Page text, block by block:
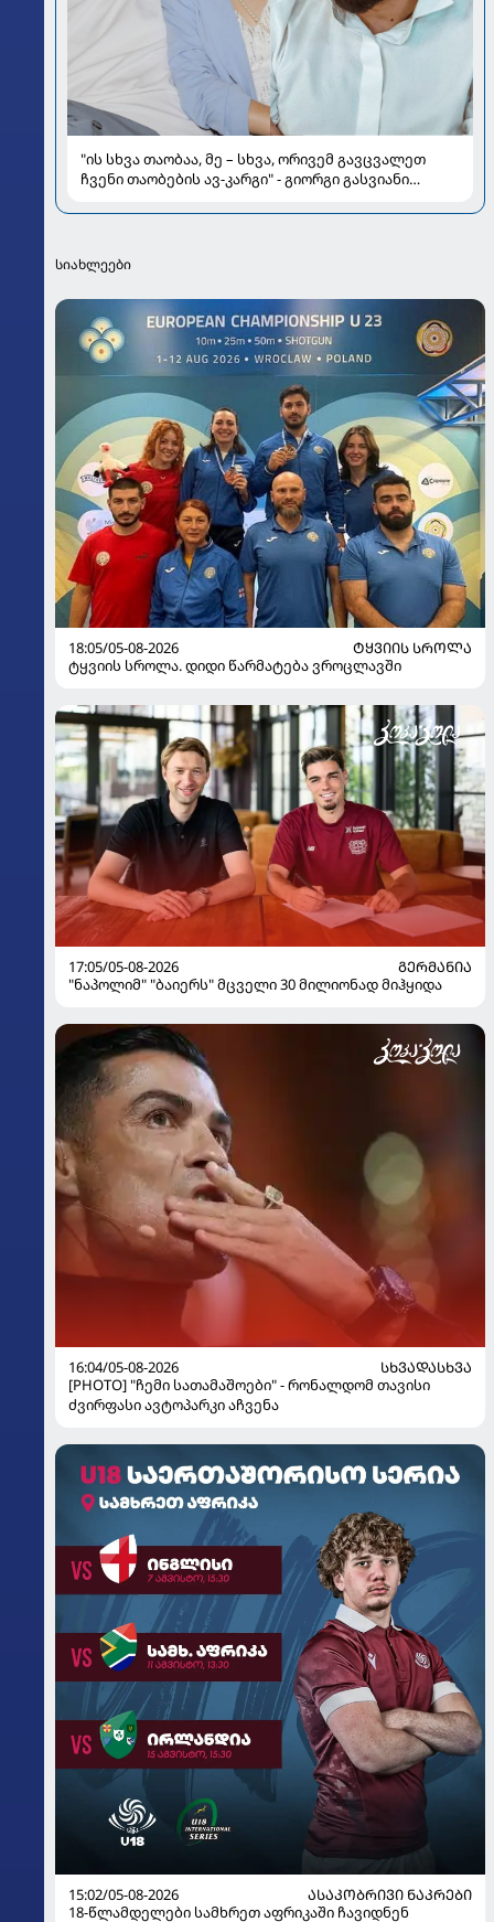
"ის სხვა თაობაა, მე – სხვა, ორივემ გავცვალეთ
ჩვენი თაობების ავ-კარგი" - გიორგი გასვიანი
სიახლეები
18:05/05-08-2026
ᲢᲧᲕᲘᲘᲡ ᲡᲠᲝᲚᲐ
ტყვიის სროლა. დიდი წარმატება ვროცლავში
17:05/05-08-2026
ᲒᲔᲠᲛᲐᲜᲘᲐ
"ნაპოლიმ" "ბაიერს" მცველი 30 მილიონად მიჰყიდა
16:04/05-08-2026
ᲡᲮᲕᲐᲓᲐᲡᲮᲕᲐ
[PHOTO] "ჩემი სათამაშოები" - რონალდომ თავისი
ძვირფასი ავტოპარკი აჩვენა
15:02/05-08-2026
ᲐᲡᲐᲙᲝᲑᲠᲘᲕᲘ ᲜᲐᲙᲠᲔᲑᲘ
18-წლამდელები სამხრეთ აფრიკაში ჩავიდნენ